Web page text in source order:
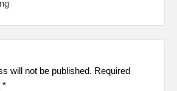
Previous
will not be published. Required
*